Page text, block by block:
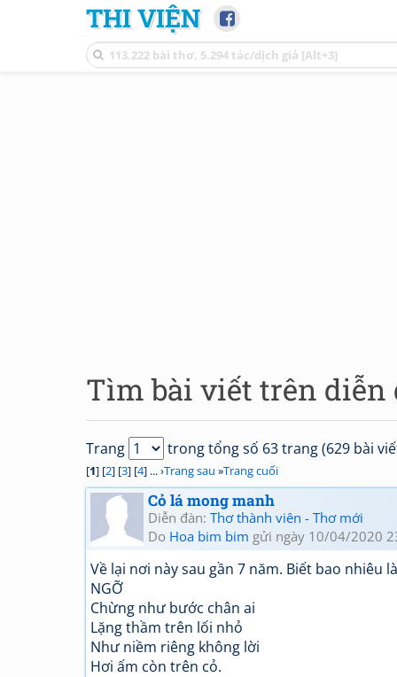
THI VIỆN
Tìm bài viết trên diễn
Trang trong tổng số 63 trang (629 bài
[1] [2] [3] [4] ... ›Trang sau »Trang cuối
Cỏ lá mong manh
Diễn đàn: Thơ thành viên - Thơ mới
Do Hoa bim bim gửi ngày 10/04/2020
Về lại nơi này sau gần 7 năm. Biết bao nhiêu
NGỠ
Chừng như bước chân ai
Lặng thầm trên lối nhỏ
Như niềm riêng không lời
Hơi ấm còn trên cỏ.